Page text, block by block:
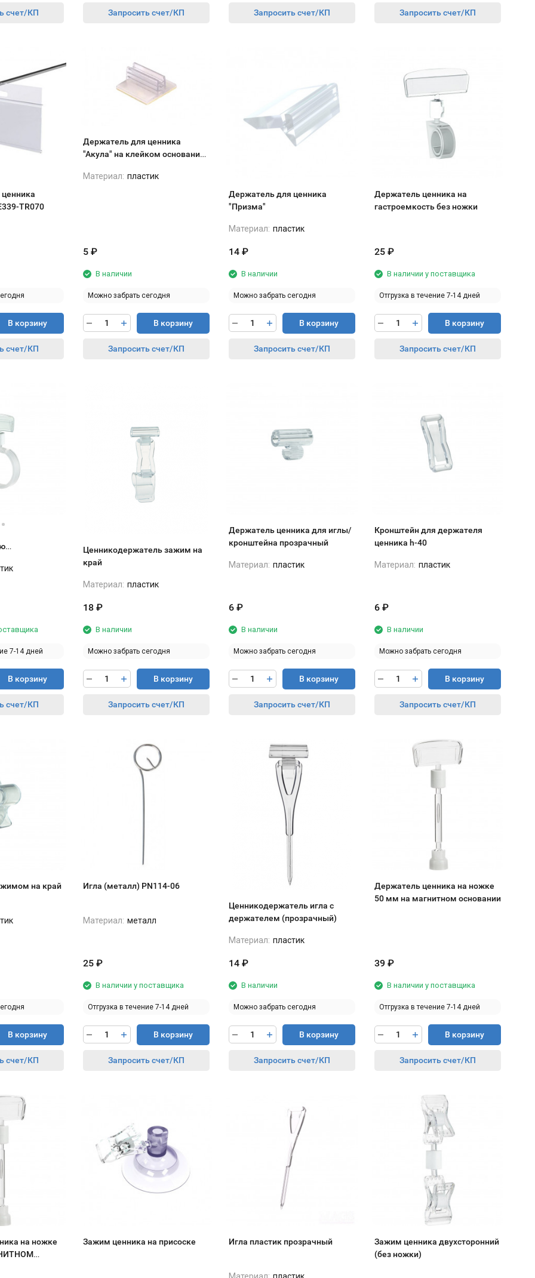
счет/КП Запросить счет/КП Запросить счет/КП Запросить счет/КП
TR070
В корзину
счет/КП
Держатель для ценника
"Акула" на клейком основании
Материал: пластик
5 ₽
В наличии
Можно забрать сегодня
В корзину
Запросить счет/КП
Держатель для ценника
"Призма"
Материал: пластик
14 ₽
В наличии
Можно забрать сегодня
В корзину
Запросить счет/КП
Держатель ценника на
гастроемкость без ножки
25 ₽
В наличии у поставщика
Отгрузка в течение 7-14 дней
В корзину
Запросить счет/КП
7-14 дней
В корзину
счет/КП
Ценникодержатель зажим на
край
Материал: пластик
18 ₽
В наличии
Можно забрать сегодня
В корзину
Запросить счет/КП
Держатель ценника для иглы/
кронштейна прозрачный
Материал: пластик
6 ₽
В наличии
Можно забрать сегодня
В корзину
Запросить счет/КП
Кронштейн для держателя
ценника h-40
Материал: пластик
6 ₽
В наличии
Можно забрать сегодня
В корзину
Запросить счет/КП
на край
В корзину
счет/КП
Игла (металл) PN114-06
Материал: металл
25 ₽
В наличии у поставщика
Отгрузка в течение 7-14 дней
В корзину
Запросить счет/КП
Ценникодержатель игла с
держателем (прозрачный)
Материал: пластик
14 ₽
В наличии
Можно забрать сегодня
В корзину
Запросить счет/КП
Держатель ценника на ножке
50 мм на магнитном основании
39 ₽
В наличии у поставщика
Отгрузка в течение 7-14 дней
В корзину
Запросить счет/КП
на ножке
Зажим ценника на присоске Игла пластик прозрачный
Зажим ценника двухсторонний
(без ножки)